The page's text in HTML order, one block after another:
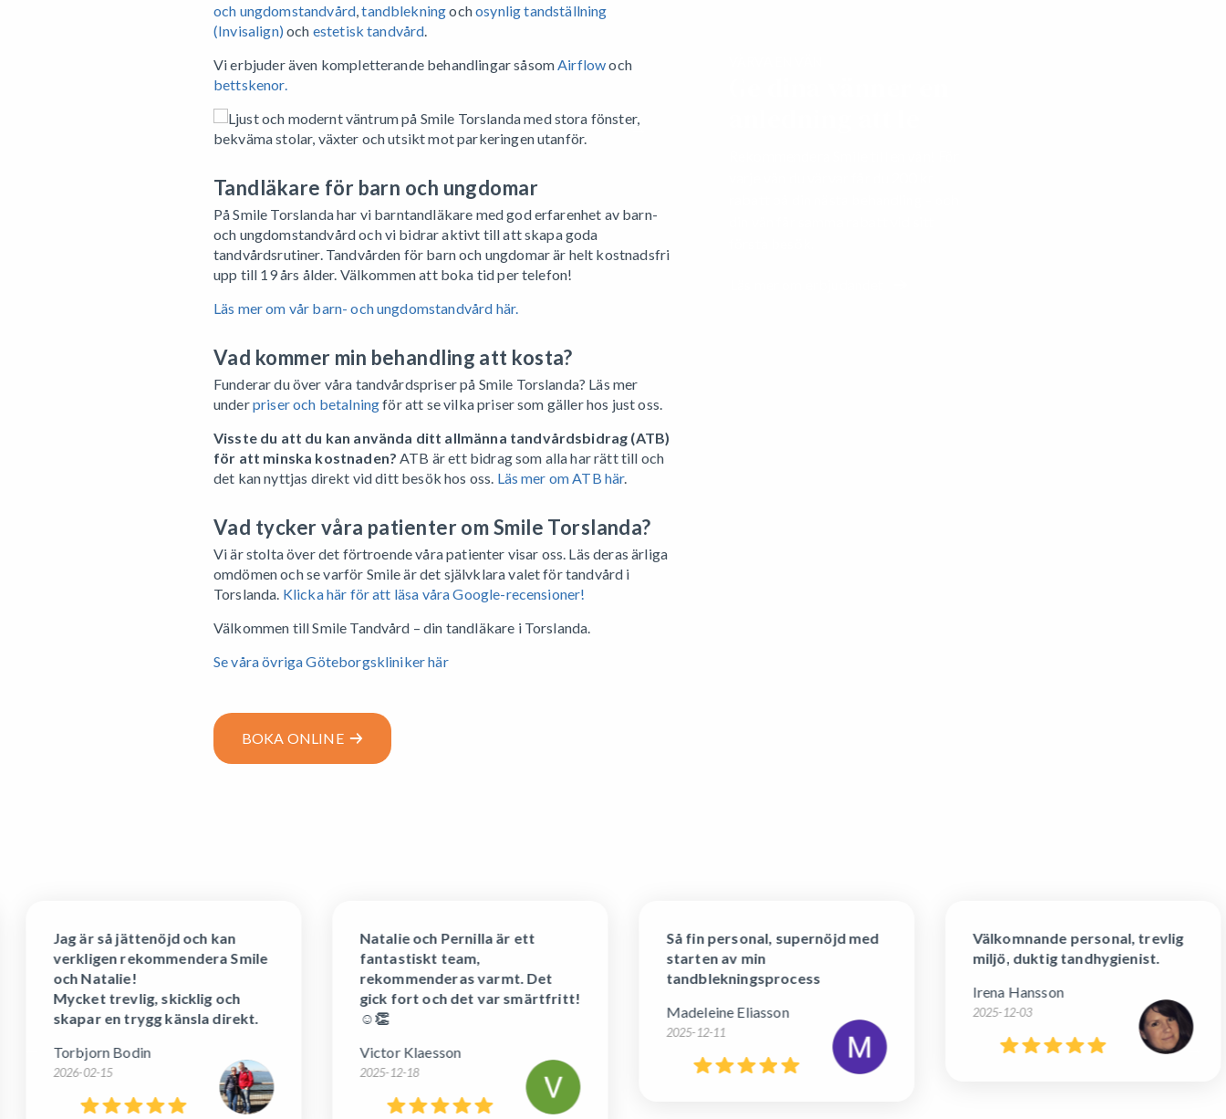
och ungdomstandvård,tandblekningochosynlig tandställning
(Invisalign) och estetisk tandvård.
Vi erbjuder även kompletterande behandlingar såsomAirflowoch
bettskenor.
Tandläkare för barn och ungdomar
På Smile Torslanda har vi barntandläkare med god erfarenhet av barn-
och ungdomstandvård och vi bidrar aktivt till att skapa goda
tandvårdsrutiner. Tandvården för barn och ungdomar är helt kostnadsfri
upp till 19 års ålder. Välkommen att boka tid per telefon!
Läs mer om vår barn- och ungdomstandvård här.
Vad kommer min behandling att kosta?
Funderar du över våra tandvårdspriser på Smile Torslanda? Läs mer
underpriser och betalningför att se vilka priser som gäller hos just oss.
Visste du att du kan använda ditt allmänna tandvårdsbidrag (ATB)
för att minska kostnaden? ATB är ett bidrag som alla har rätt till och
det kan nyttjas direkt vid ditt besök hos oss. Läs mer om ATB här.
Vad tycker våra patienter om Smile Torslanda?
Vi är stolta över det förtroende våra patienter visar oss. Läs deras ärliga
omdömen och se varför Smile är det självklara valet för tandvård i
Torslanda. Klicka här för att läsa våra Google-recensioner!
Välkommen till Smile Tandvård – din tandläkare i Torslanda.
Se våra övriga Göteborgskliniker här
BOKA ONLINE
Jag är så jättenöjd och kan
verkligen rekommendera Smile
och Natalie!
Mycket trevlig, skicklig och
skapar en trygg känsla direkt.
Torbjorn Bodin
2026-02-15
Natalie och Pernilla är ett
fantastiskt team,
rekommenderas varmt. Det
gick fort och det var smärtfritt!
☺️👏
Victor Klaesson
2025-12-18
Så fin personal, supernöjd med
starten av min
tandblekningsprocess
Madeleine Eliasson
2025-12-11
Välkomnande personal, trevlig
miljö, duktig tandhygienist.
Irena Hansson
2025-12-03